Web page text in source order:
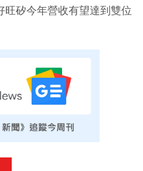
矽今年營收有望達到雙位